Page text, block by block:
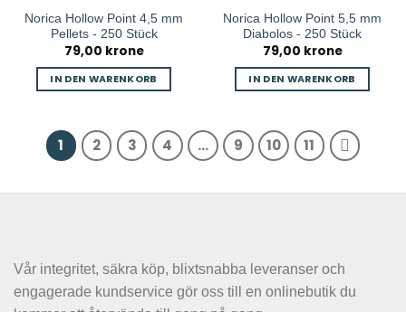
Norica Hollow Point 4,5 mm
Pellets - 250 Stück
79,00 krone
IN DEN WARENKORB
Norica Hollow Point 5,5 mm
Diabolos - 250 Stück
79,00 krone
IN DEN WARENKORB
1 2 3 4 ... 9 10 11
Vår integritet, säkra köp, blixtsnabba leveranser och
engagerade kundservice gör oss till en onlinebutik du